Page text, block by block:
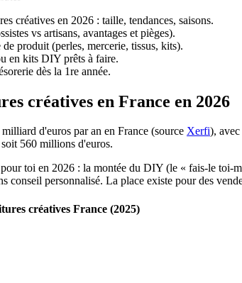
créatives en 2026 : taille, tendances, saisons.
vs artisans, avantages et pièges).
produit (perles, mercerie, tissus, kits).
en kits DIY prêts à faire.
dès la 1re année.
créatives en France en 2026
d'euros par an en France (source Xerfi),
560 millions d'euros.
toi en 2026 : la montée du DIY (le « fais-le toi-
conseil personnalisé. La place existe pour des
créatives France (2025)